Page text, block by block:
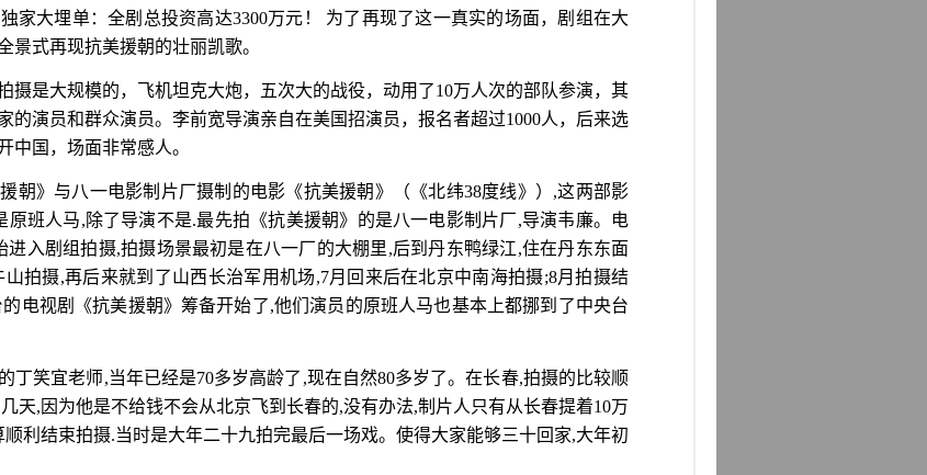
家大埋单：全剧总投资高达3300万元！
为了再现了这一真实的场面，剧组在大
景式再现抗美援朝的壮丽凯歌。
摄是大规模的，飞机坦克大炮，五次大的战役，动用了10万人次的部队参演，其
的演员和群众演员。李前宽导演亲自在美国招演员，报名者超过1000人，后来选
中国，场面非常感人。
朝》与八一电影制片厂摄制的电影《抗美援朝》（《北纬38度线》） ,这两部影
原班人马,除了导演不是.最先拍《抗美援朝》的是八一电影制片厂,导演韦廉。电
进入剧组拍摄,拍摄场景最初是在八一厂的大棚里,后到丹东鸭绿江,住在丹东东面
山拍摄,再后来就到了山西长治军用机场,7月回来后在北京中南海拍摄;8月拍摄结
的电视剧《抗美援朝》筹备开始了,他们演员的原班人马也基本上都挪到了中央台
丁笑宜老师,当年已经是70多岁高龄了 ,现在自然80多岁了。在长春,拍摄的比较顺
天, 因为他是不给钱不会从北京飞到长春的,没有办法,制片人只有从长春提着10万
顺利结束拍摄.当时是大年二十九拍完最后一场戏。使得大家能够三十回家,大年初